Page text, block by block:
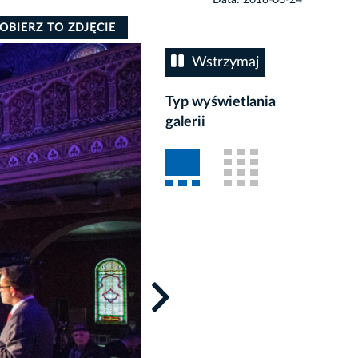
Wstrzymaj
Typ wyświetlania
galerii
TO ZDJĘCIE